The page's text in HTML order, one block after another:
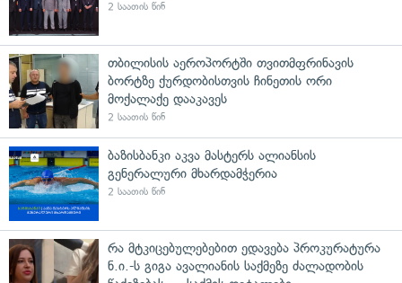
2 საათის წინ
თბილისის აეროპორტში თვითმფრინავის
ბორტზე ქურდობისთვის ჩინეთის ორი
მოქალაქე დააკავეს
2 საათის წინ
ბაზისბანკი აკვა მასტერს ალიანსის
გენერალური მხარდამჭერია
2 საათის წინ
რა მტკიცებულებებით ედავება პროკურატურა
ნ.ი.-ს გიგა ავალიანის საქმეზე ძალადობის